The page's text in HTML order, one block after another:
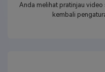
Anda melihat pratinjau
kembali